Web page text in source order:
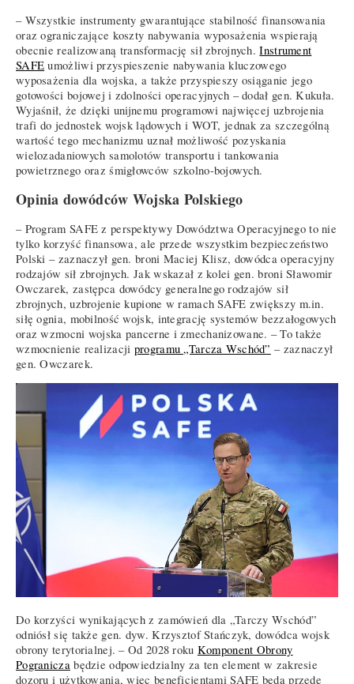
– Wszystkie instrumenty gwarantujące stabilność finansowania
oraz ograniczające koszty nabywania wyposażenia wspierają
obecnie realizowaną transformację sił zbrojnych.Instrument
SAFE umożliwi przyspieszenie nabywania kluczowego
wyposażenia dla wojska, a także przyspieszy osiąganie jego
gotowości bojowej i zdolności operacyjnych – dodał gen. Kukuła.
Wyjaśnił, że dzięki unijnemu programowi najwięcej uzbrojenia
trafi do jednostek wojsk lądowych i WOT, jednak za szczególną
wartość tego mechanizmu uznał możliwość pozyskania
wielozadaniowych samolotów transportu i tankowania
powietrznego oraz śmigłowców szkolno-bojowych.
Opinia dowódców Wojska Polskiego
– Program SAFE z perspektywy Dowództwa Operacyjnego to nie
tylko korzyść finansowa, ale przede wszystkim bezpieczeństwo
Polski – zaznaczył gen. broni Maciej Klisz, dowódca operacyjny
rodzajów sił zbrojnych. Jak wskazał z kolei gen. broni Sławomir
Owczarek, zastępca dowódcy generalnego rodzajów sił
zbrojnych, uzbrojenie kupione w ramach SAFE zwiększy m.in.
siłę ognia, mobilność wojsk, integrację systemów bezzałogowych
oraz wzmocni wojska pancerne i zmechanizowane. – To także
wzmocnienie realizacji programu „Tarcza Wschód” – zaznaczył
gen. Owczarek.
Do korzyści wynikających z zamówień dla „Tarczy Wschód”
odniósł się także gen. dyw. Krzysztof Stańczyk, dowódca wojsk
obrony terytorialnej. – Od 2028 roku Komponent Obrony
Pograniczabędzie odpowiedzialny za ten element w zakresie
dozoru i użytkowania, więc beneficjentami SAFE będą przede